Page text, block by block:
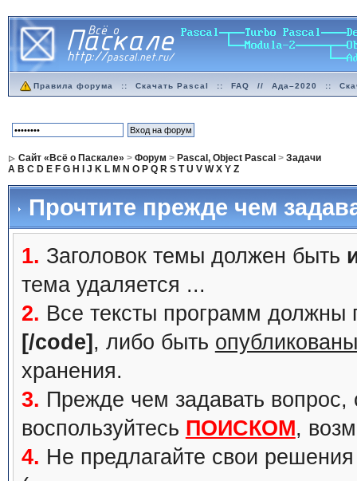
Правила форума :: Скачать Pascal :: FAQ // Ада–2020 ::
Сайт «Всё о Паскале» > Форум > Pascal, Object Pascal > Задачи
A B C D E F G H J K L M N O P Q R S T U V W X Y Z
Прочтите прежде чем
1. Заголовок темы должен быть
тема удаляется ...
2. Все тексты программ должны
[/code] , либо быть
хранения.
3. Прежде чем задавать вопрос,
воспользуйтесь ПОИСКОМ,
4. Не предлагайте свои